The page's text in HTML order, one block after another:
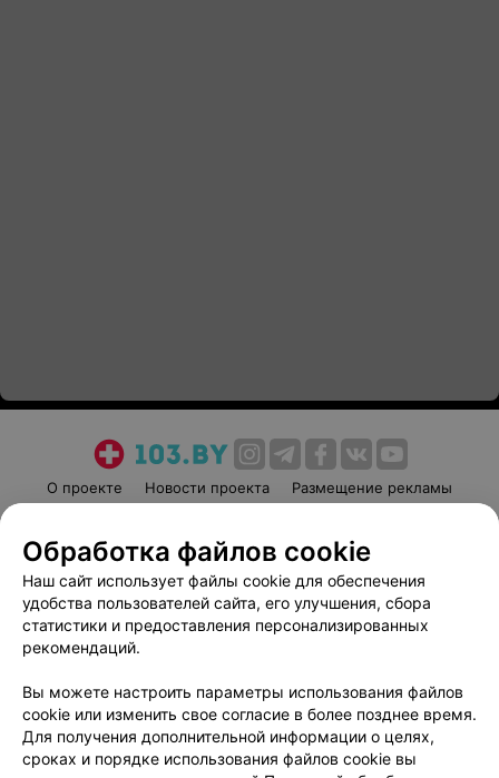
О проекте Новости проекта
Размещение рекламы
Пользовательское соглашение
Способы оплаты
Вакансии
Партнеры
Написать руководителю 103.by
Обработка персональных данных
Обработка файлов cookie
Наш сайт использует файлы cookie для обеспечения
удобства пользователей сайта, его улучшения, сбора
статистики и предоставления персонализированных
рекомендаций.
Вы можете настроить параметры использования файлов
cookie или изменить свое согласие в более позднее время.
Для получения дополнительной информации о целях,
сроках и порядке использования файлов cookie вы